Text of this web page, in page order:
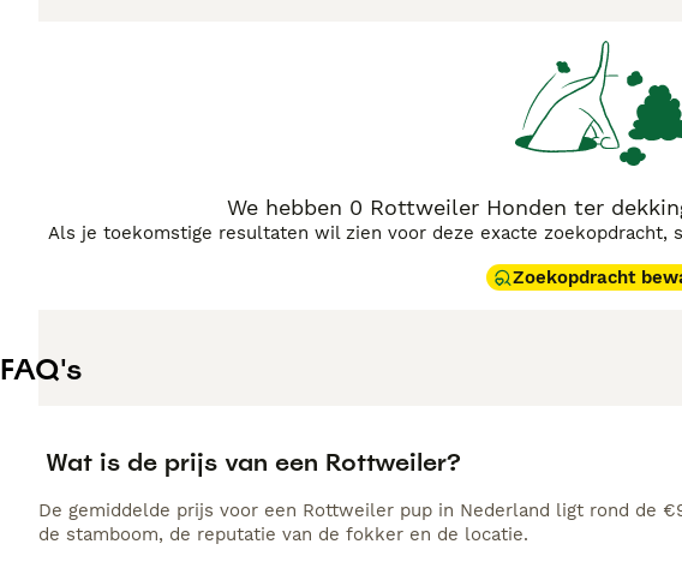
op zoek zijn naar een trouwe en waakzame metgezel. Hun geschiktheid
en lichaamsbeweging, want deze hond vergt dagelijkse activiteit en
geschikt voor beginnende hondenbezitters, maar met de juiste zorg en
We hebben 0 Rottweiler Honden ter
Als je toekomstige resultaten wil zien voor deze exacte zoekopdracht,
Zoekopdracht
FAQ's
Wat is de prijs van een Rottweiler?
De gemiddelde prijs voor een Rottweiler pup in Nederland ligt rond de
de stamboom, de reputatie van de fokker en de locatie.